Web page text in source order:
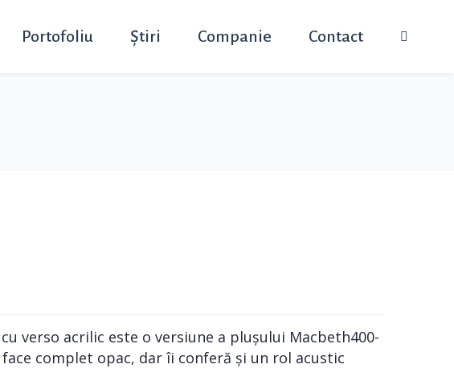
Portofoliu Știri Companie Contact
verso acrilic este o versiune a plușului Macbeth400-
complet opac, dar îi conferă și un rol acustic